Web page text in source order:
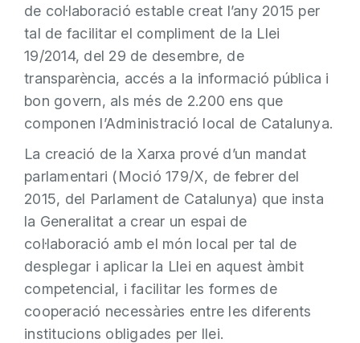
de col·laboració estable creat l’any 2015 per
tal de facilitar el compliment de la Llei
19/2014, del 29 de desembre, de
transparència, accés a la informació pública i
bon govern, als més de 2.200 ens que
componen l’Administració local de Catalunya.
La creació de la Xarxa prové d’un mandat
parlamentari (Moció 179/X, de febrer del
2015, del Parlament de Catalunya) que insta
la Generalitat a crear un espai de
col·laboració amb el món local per tal de
desplegar i aplicar la Llei en aquest àmbit
competencial, i facilitar les formes de
cooperació necessàries entre les diferents
institucions obligades per llei.